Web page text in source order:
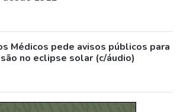
Médicos pede avisos públicos para
no eclipse solar (c/áudio)